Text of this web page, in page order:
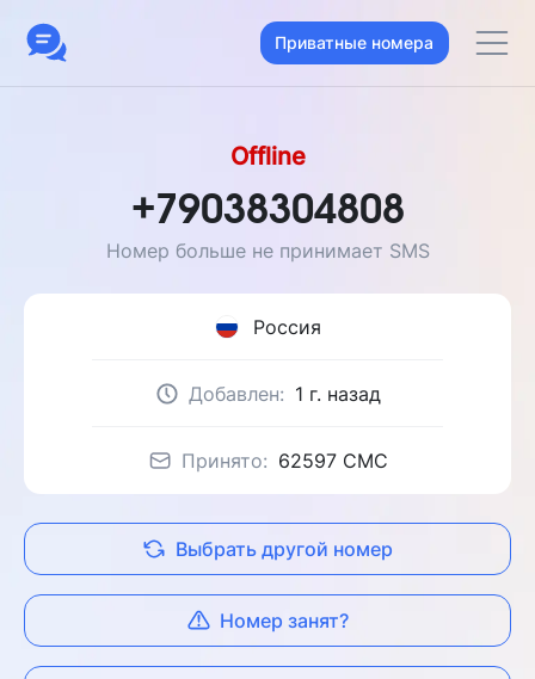
Приватные номера
Offline
+79038304808
Номер больше не принимает SMS
Россия
Добавлен: 1 г. назад
Принято: 62597 CMC
Выбрать другой номер
Номер занят?